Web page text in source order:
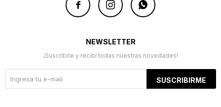
  
NEWSLETTER
¡Suscribite y recibí todas nuestras novedades!
SUSCRIBIRME